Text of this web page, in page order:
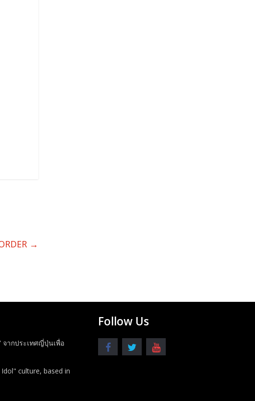
→
จากประเทศญี่ปุ่นเพื่อ
culture, based in
Follow Us